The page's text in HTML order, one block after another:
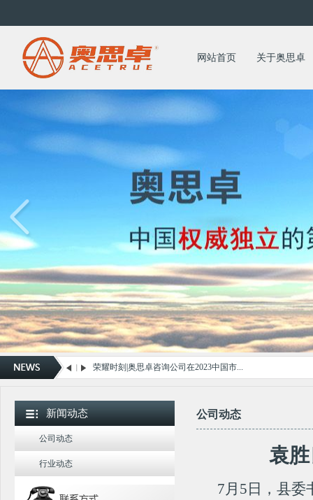
网站首页 关于奥思卓
《2019年长沙市儿童预防接种部分监护人...
长沙县引入第三方评估机构助力优化营商环境
创建全国文明城市第三方测评|全国文明城市...
湖南5市11县入围第六届全国文明城市提名...
江西患者第三方满意度调查公司对市场调查过...
从“新春第一会”看第三方测评咨询，奥思卓...
持续引入第三方测评：医疗服务质量提升的长...
湖南奥思卓：专业第三方市场调查，精准助力...
以数据驱动卓越—湖南奥思卓与湘江新城物业...
独树一帜，荣膺美誉——“奥思卓”荣耀登榜...
医疗服务革新之路：打破“有口难言”魔咒，...
重塑医疗体验新高度，奥思卓研究咨询——您...
荣耀时刻|奥思卓咨询公司在2023中国市...
袁胜良实地督导全国文明城市创建工作
重大喜讯！热烈祝贺“奥思卓”商标被认定为...
新闻动态
公司动态
行业动态
公司动态
袁
7月5日，县委